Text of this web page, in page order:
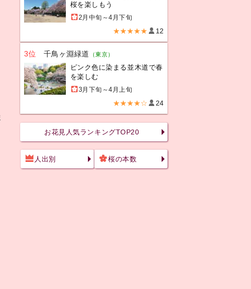
桜を楽しもう
2月中旬～4月下旬
★★★★★ 12
3位 千鳥ヶ淵緑道 （東京）
ピンク色に染まる並木道で春
を楽しむ
3月下旬～4月上旬
★★★★☆ 24
お花見人気ランキングTOP20
人出別 桜の本数